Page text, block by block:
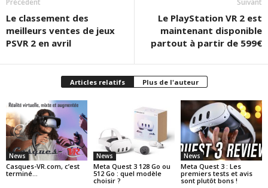
Le classement des
meilleurs ventes de jeux
PSVR 2 en avril
Le PlayStation VR 2 est
maintenant disponible
partout à partir de 599€
Articles relatifs Plus de l'auteur
News
Casques-VR.com, c’est
terminé…
News
Meta Quest 3 128 Go ou
512 Go : quel modèle
choisir ?
News
Meta Quest 3 : Les
premiers tests et avis
sont plutôt bons !